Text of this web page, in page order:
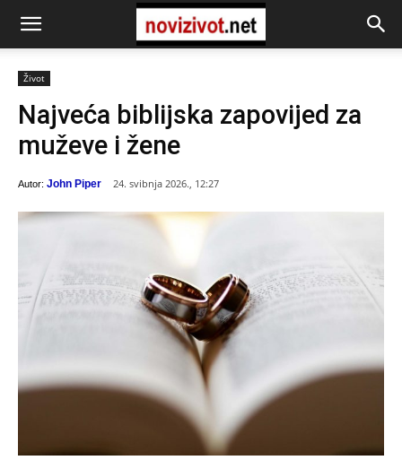
Život
Najveća biblijska zapovijed za
muževe i žene
Autor: John Piper 24. svibnja 2026., 12:27